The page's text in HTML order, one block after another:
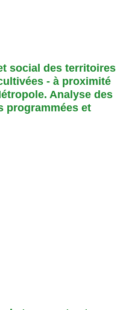
social des territoires
- à proximité
Analyse des
programmées et